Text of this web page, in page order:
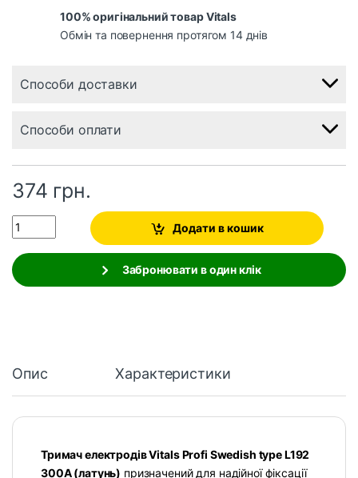
100% оригінальний товар Vitals
Обмін та повернення протягом 14 днів
Способи доставки
Способи оплати
374 грн.
Quantity
Додати в кошик
Забронювати в один клік
Опис Характеристики
Тримач електродів Vitals Profi Swedish type L192
300A (латунь) призначений для надійної фіксації